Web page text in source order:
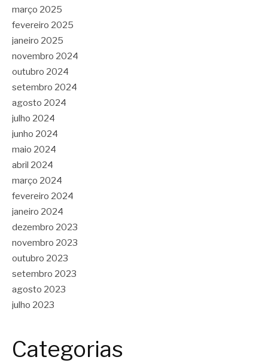
março 2025
fevereiro 2025
janeiro 2025
novembro 2024
outubro 2024
setembro 2024
agosto 2024
julho 2024
junho 2024
maio 2024
abril 2024
março 2024
fevereiro 2024
janeiro 2024
dezembro 2023
novembro 2023
outubro 2023
setembro 2023
agosto 2023
julho 2023
Categorias